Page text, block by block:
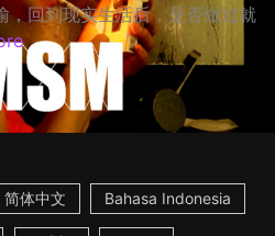
，回到现实生活后，是否做过就
简体中文 Bahasa Indonesia